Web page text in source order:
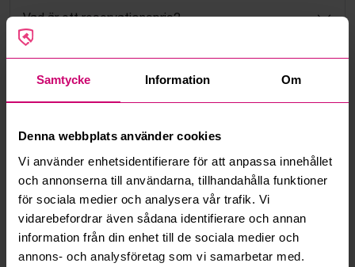
Samtycke Information Om
Denna webbplats använder cookies
Vi använder enhetsidentifierare för att anpassa innehållet
och annonserna till användarna, tillhandahålla funktioner
för sociala medier och analysera vår trafik. Vi
vidarebefordrar även sådana identifierare och annan
information från din enhet till de sociala medier och
annons- och analysföretag som vi samarbetar med.
Vad är ett reservationspris?
Hur fungerar maxbud?
Hur fungerar budmotorn?
Kan jag ångra ett bud?
Kan ni frakta mina vunna objekt?
Läs fler frågor och svar